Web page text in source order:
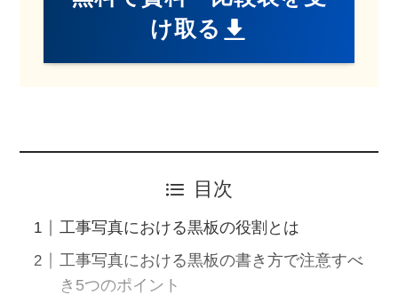
け取る
目次
工事写真における黒板の役割とは
工事写真における黒板の書き方で注意すべ
き5つのポイント